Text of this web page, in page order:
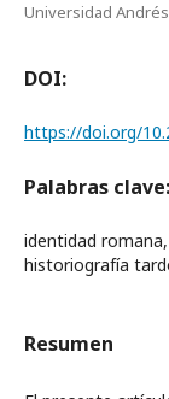
Universidad
DOI:
https://doi.org/
Palabras clave:
identidad
historiografía
Resumen